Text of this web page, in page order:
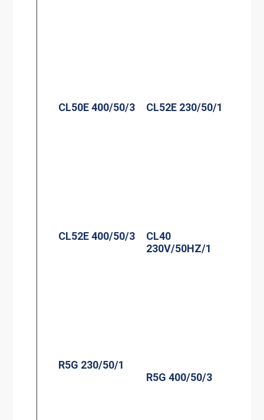
CL50E 400/50/3 CL52E 230/50/1
CL52E 400/50/3
CL40
230V/50HZ/1
R5G 230/50/1
R5G 400/50/3